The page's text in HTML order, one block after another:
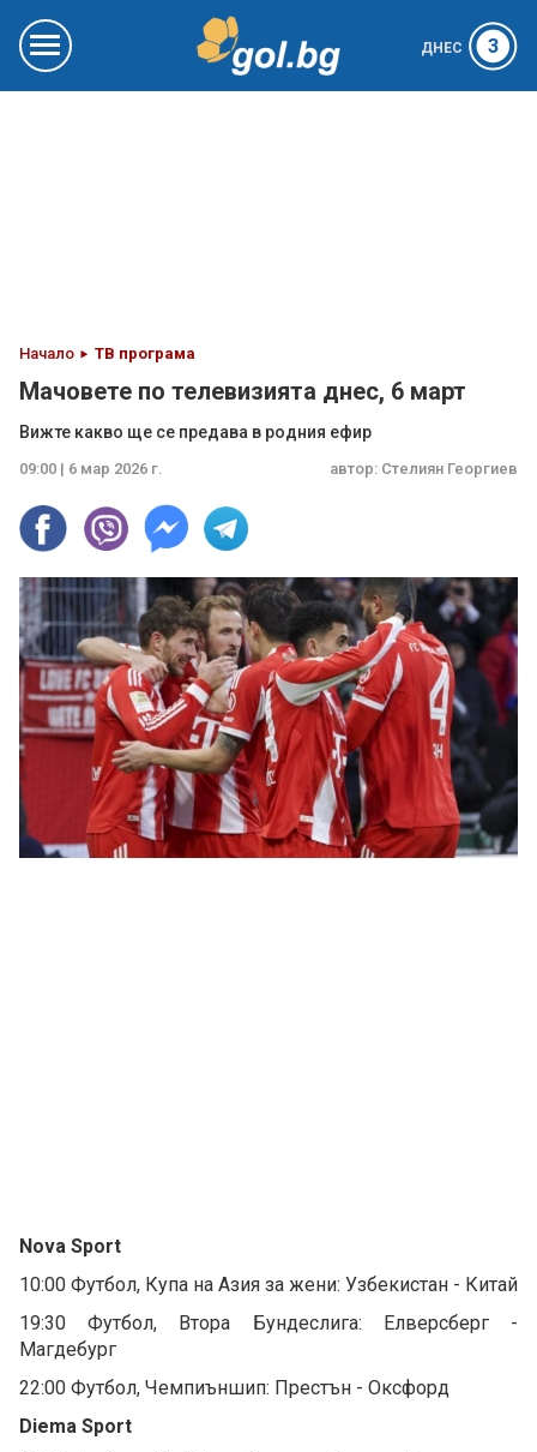
ДНЕС 3
Начало ТВ програма
Мачовете по телевизията днес, 6 март
Вижте какво ще се предава в родния ефир
09:00 | 6 мар 2026 г. автор: Стелиян Георгиев
Nova Sport
10:00 Футбол, Купа на Азия за жени: Узбекистан - Китай
19:30 Футбол, Втора Бундеслига: Елверсберг -
Магдебург
22:00 Футбол, Чемпиъншип: Престън - Оксфорд
Diema Sport